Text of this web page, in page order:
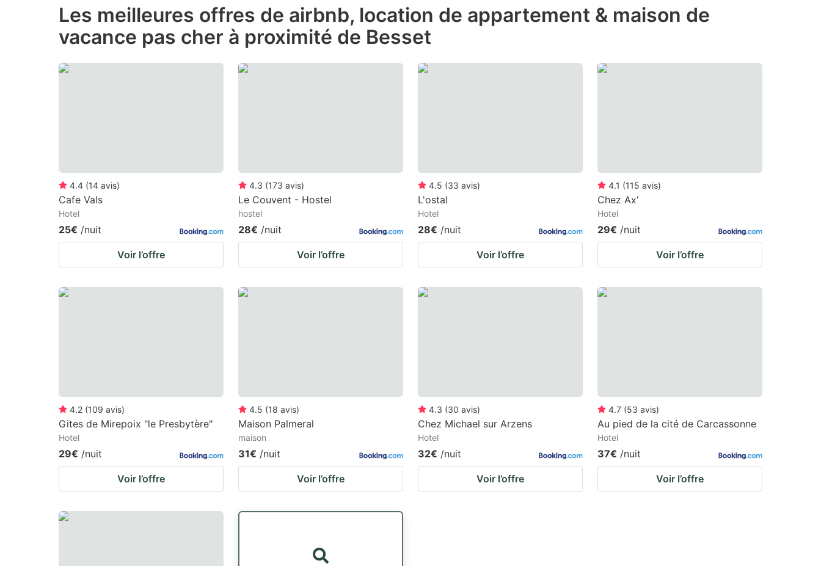
the
question
for
changing
the
question
for
changing
dates.
Les meilleures offres de airbnb, location de appartement & maison de
vacance pas cher à proximité de Besset
4.4 (14 avis)
Cafe Vals
Hotel
25€ /nuit
Voir l’offre
4.3 (173 avis)
Le Couvent - Hostel
hostel
28€ /nuit
Voir l’offre
4.5 (33 avis)
L'ostal
Hotel
28€ /nuit
Voir l’offre
4.1 (115 avis)
Chez Ax'
Hotel
29€ /nuit
Voir l’offre
4.2 (109 avis)
Gites de Mirepoix "le Presbytère"
Hotel
29€ /nuit
Voir l’offre
4.5 (18 avis)
Maison Palmeral
maison
31€ /nuit
Voir l’offre
4.3 (30 avis)
Chez Michael sur Arzens
Hotel
32€ /nuit
Voir l’offre
4.7 (53 avis)
Au pied de la cité de Carcassonne
Hotel
37€ /nuit
Voir l’offre